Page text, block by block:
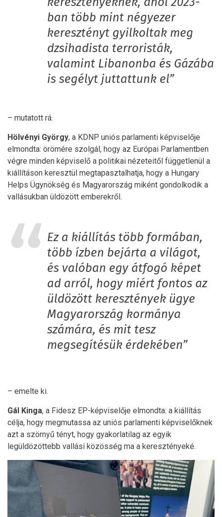
ban több mint négyezer
keresztényt gyilkoltak meg
dzsihadista terroristák,
valamint Libanonba és Gázába
is segélyt juttattunk el”
– mutatott rá.
Hölvényi György, a KDNP uniós parlamenti képviselője
elmondta: örömére szolgál, hogy az Európai Parlamentben
végre minden képviselő a politikai nézeteitől függetlenül a
kiállításon keresztül megtapasztalhatja, hogy a Hungary
Helps Ügynökség és Magyarország miként gondolkodik a
vallásukban üldözött emberekről.
Ez a kiállítás több formában,
több ízben bejárta a világot,
és valóban egy átfogó képet
ad arról, hogy miért fontos az
üldözött keresztények ügye
Magyarország kormánya
számára, és mit tesz
megsegítésük érdekében”
– emelte ki.
Gál Kinga, a Fidesz EP-képviselője elmondta: a kiállítás
célja, hogy megmutassa az uniós parlamenti képviselőknek
azt a szörnyű tényt, hogy gyakorlatilag az egyik
legüldözöttebb vallási közösség ma a keresztényeké.